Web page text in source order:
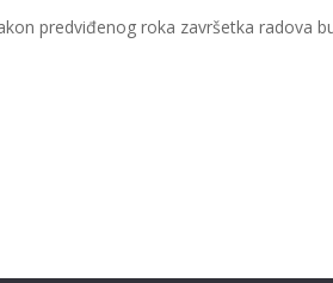
predviđenog roka završetka radova